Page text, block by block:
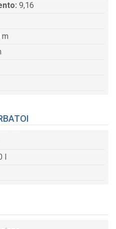
9,16
m